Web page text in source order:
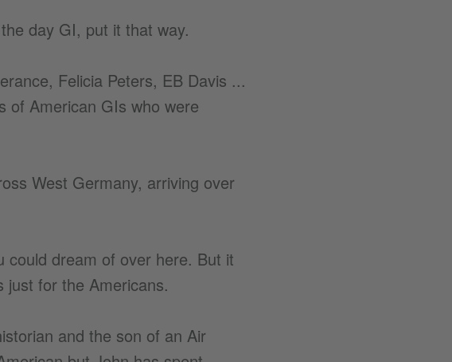
day GI, put it that way.
Felicia Peters, EB Davis ...
of American GIs who were
West Germany, arriving over
could dream of over here. But it
just for the Americans.
and the son of an Air